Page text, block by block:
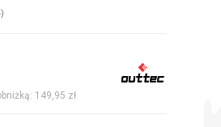
149,95 zł